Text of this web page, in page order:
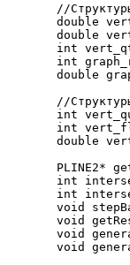
//
double
double
int
int
double
//
int
int
double
PLINE2*
int
int
void
void
void
void